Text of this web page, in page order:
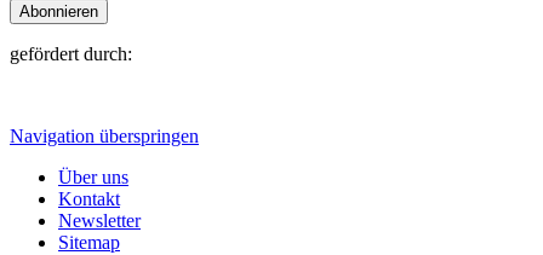
Abonnieren
gefördert durch:
Navigation überspringen
Über uns
Kontakt
Newsletter
Sitemap